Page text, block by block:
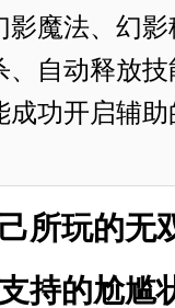
影魔法、幻
自动释放
功开启辅
所玩的无
持的尬尴